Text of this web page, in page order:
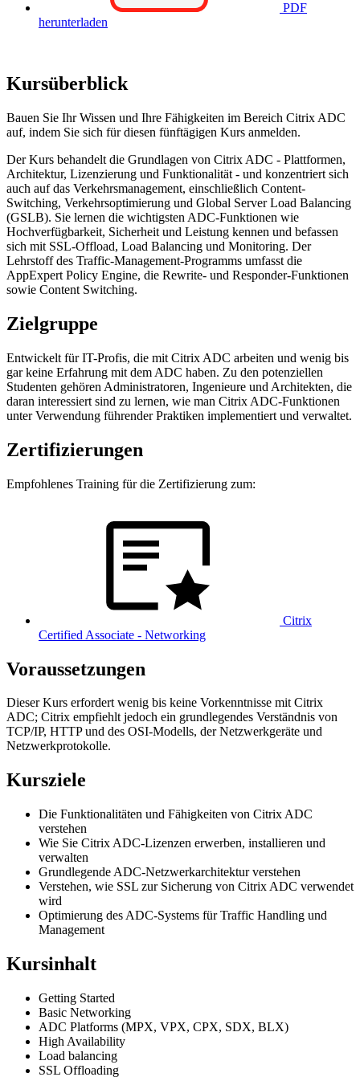
PDF
herunterladen
Kursüberblick
Bauen Sie Ihr Wissen und Ihre Fähigkeiten im Bereich Citrix ADC
auf, indem Sie sich für diesen fünftägigen Kurs anmelden.
Der Kurs behandelt die Grundlagen von Citrix ADC - Plattformen,
Architektur, Lizenzierung und Funktionalität - und konzentriert sich
auch auf das Verkehrsmanagement, einschließlich Content-
Switching, Verkehrsoptimierung und Global Server Load Balancing
(GSLB). Sie lernen die wichtigsten ADC-Funktionen wie
Hochverfügbarkeit, Sicherheit und Leistung kennen und befassen
sich mit SSL-Offload, Load Balancing und Monitoring. Der
Lehrstoff des Traffic-Management-Programms umfasst die
AppExpert Policy Engine, die Rewrite- und Responder-Funktionen
sowie Content Switching.
Zielgruppe
Entwickelt für IT-Profis, die mit Citrix ADC arbeiten und wenig bis
gar keine Erfahrung mit dem ADC haben. Zu den potenziellen
Studenten gehören Administratoren, Ingenieure und Architekten, die
daran interessiert sind zu lernen, wie man Citrix ADC-Funktionen
unter Verwendung führender Praktiken implementiert und verwaltet.
Zertifizierungen
Empfohlenes Training für die Zertifizierung zum:
Citrix
Certified Associate - Networking
Voraussetzungen
Dieser Kurs erfordert wenig bis keine Vorkenntnisse mit Citrix
ADC; Citrix empfiehlt jedoch ein grundlegendes Verständnis von
TCP/IP, HTTP und des OSI-Modells, der Netzwerkgeräte und
Netzwerkprotokolle.
Kursziele
Die Funktionalitäten und Fähigkeiten von Citrix ADC
verstehen
Wie Sie Citrix ADC-Lizenzen erwerben, installieren und
verwalten
Grundlegende ADC-Netzwerkarchitektur verstehen
Verstehen, wie SSL zur Sicherung von Citrix ADC verwendet
wird
Optimierung des ADC-Systems für Traffic Handling und
Management
Kursinhalt
Getting Started
Basic Networking
ADC Platforms (MPX, VPX, CPX, SDX, BLX)
High Availability
Load balancing
SSL Offloading